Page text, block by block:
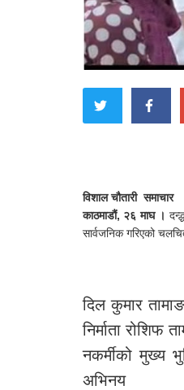
विशाल चौतारी समाचार
काठमाडौं, २६ माघ ।
सार्वजनिक गरिएको
दिल कुमार
निर्माता रोशिफ
नकर्मीको मुख्य